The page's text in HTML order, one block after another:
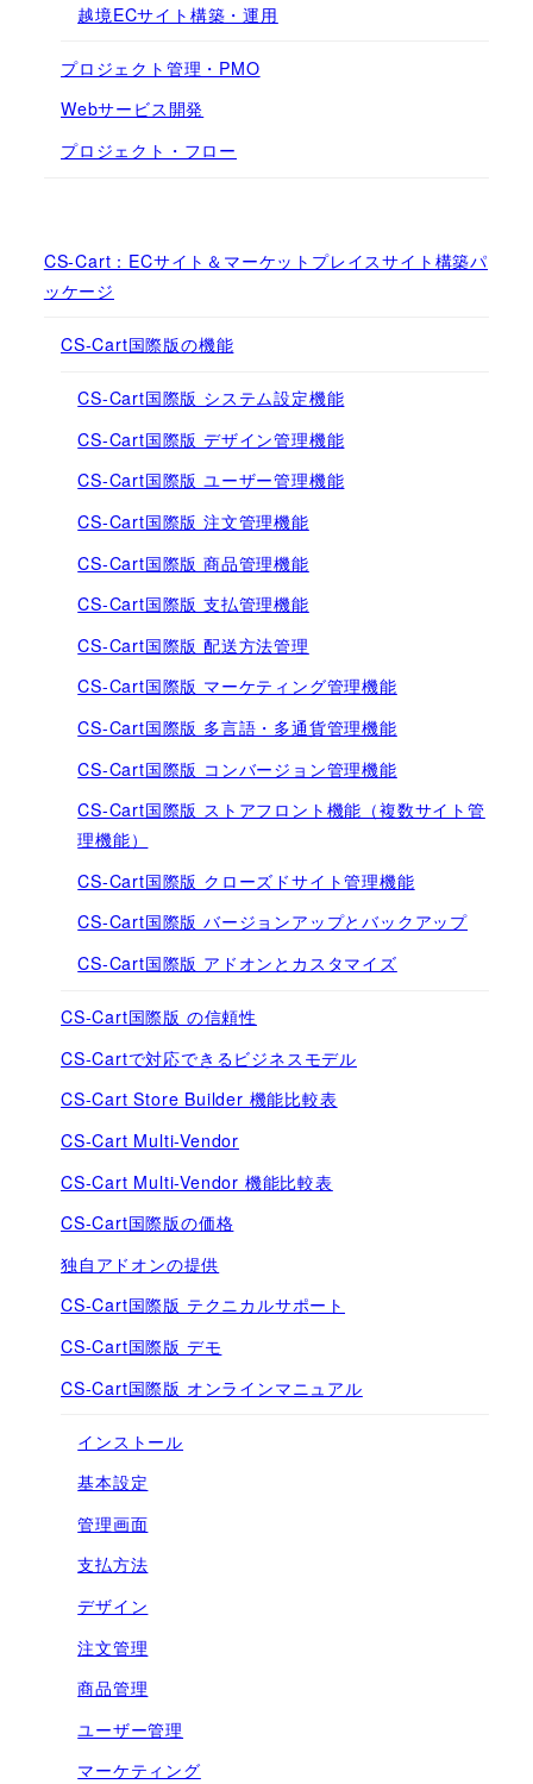
越境ECサイト構築・運用
プロジェクト管理・PMO
Webサービス開発
プロジェクト・フロー
CS-Cart：ECサイト＆マーケットプレイスサイト構築パ
ッケージ
CS-Cart国際版の機能
CS-Cart国際版 システム設定機能
CS-Cart国際版 デザイン管理機能
CS-Cart国際版 ユーザー管理機能
CS-Cart国際版 注文管理機能
CS-Cart国際版 商品管理機能
CS-Cart国際版 支払管理機能
CS-Cart国際版 配送方法管理
CS-Cart国際版 マーケティング管理機能
CS-Cart国際版 多言語・多通貨管理機能
CS-Cart国際版 コンバージョン管理機能
CS-Cart国際版 ストアフロント機能（複数サイト管
理機能）
CS-Cart国際版 クローズドサイト管理機能
CS-Cart国際版 バージョンアップとバックアップ
CS-Cart国際版 アドオンとカスタマイズ
CS-Cart国際版 の信頼性
CS-Cartで対応できるビジネスモデル
CS-Cart Store Builder 機能比較表
CS-Cart Multi-Vendor
CS-Cart Multi-Vendor 機能比較表
CS-Cart国際版の価格
独自アドオンの提供
CS-Cart国際版 テクニカルサポート
CS-Cart国際版 デモ
CS-Cart国際版 オンラインマニュアル
インストール
基本設定
管理画面
支払方法
デザイン
注文管理
商品管理
ユーザー管理
マーケティング